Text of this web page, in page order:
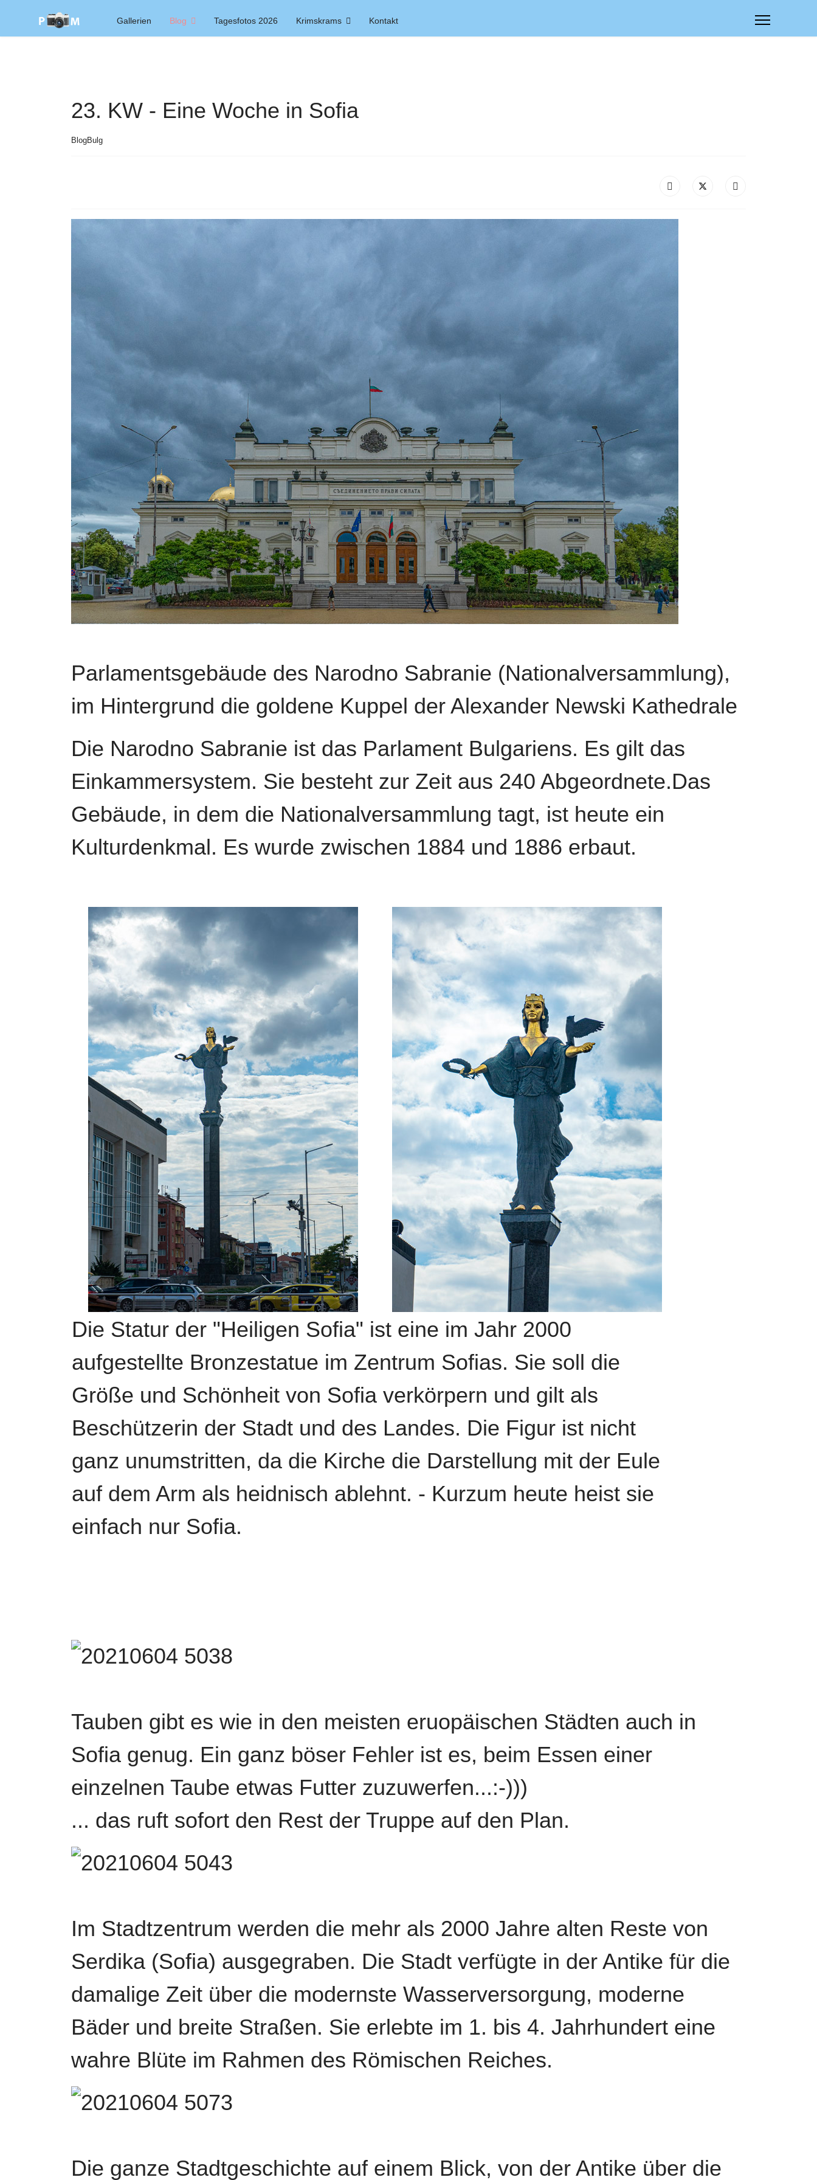
Gallerien Blog Tagesfotos 2026 Krimskrams Kontakt
23. KW - Eine Woche in Sofia
BlogBulg
Parlamentsgebäude des Narodno Sabranie (Nationalversammlung),
im Hintergrund die goldene Kuppel der Alexander Newski Kathedrale
Die Narodno Sabranie ist das Parlament Bulgariens. Es gilt das
Einkammersystem. Sie besteht zur Zeit aus 240 Abgeordnete.Das
Gebäude, in dem die Nationalversammlung tagt, ist heute ein
Kulturdenkmal. Es wurde zwischen 1884 und 1886 erbaut.
Die Statur der "Heiligen Sofia" ist eine im Jahr 2000
aufgestellte Bronzestatue im Zentrum Sofias. Sie soll die
Größe und Schönheit von Sofia verkörpern und gilt als
Beschützerin der Stadt und des Landes. Die Figur ist nicht
ganz unumstritten, da die Kirche die Darstellung mit der Eule
auf dem Arm als heidnisch ablehnt. - Kurzum heute heist sie
einfach nur Sofia.
Tauben gibt es wie in den meisten eruopäischen Städten auch in
Sofia genug. Ein ganz böser Fehler ist es, beim Essen einer
einzelnen Taube etwas Futter zuzuwerfen...:-)))
... das ruft sofort den Rest der Truppe auf den Plan.
Im Stadtzentrum werden die mehr als 2000 Jahre alten Reste von
Serdika (Sofia) ausgegraben. Die Stadt verfügte in der Antike für die
damalige Zeit über die modernste Wasserversorgung, moderne
Bäder und breite Straßen. Sie erlebte im 1. bis 4. Jahrhundert eine
wahre Blüte im Rahmen des Römischen Reiches.
Die ganze Stadtgeschichte auf einem Blick, von der Antike über die